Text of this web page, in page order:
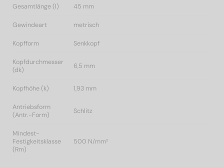
Gesamtlänge (l) 45 mm
Gewindeart metrisch
Kopfform Senkkopf
Kopfdurchmesser
(dk)
6,5 mm
Kopfhöhe (k) 1,93 mm
Antriebsform
(Antr.-Form)
Schlitz
Mindest-
Festigkeitsklasse
(Rm)
500 N/mm²